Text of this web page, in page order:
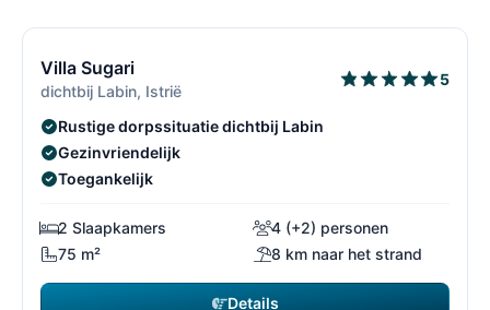
Villa Sugari
dichtbij Labin, Istrië
5
Rustige dorpssituatie dichtbij Labin
Gezinvriendelijk
Toegankelijk
2 Slaapkamers
4 (+2) personen
75 m²
8 km naar het strand
Details